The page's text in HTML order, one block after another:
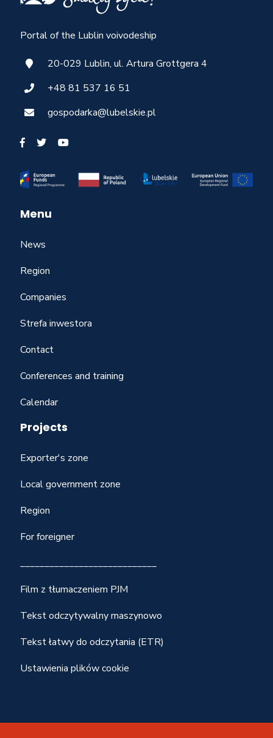
Portal of the Lublin voivodeship
20-029 Lublin, ul. Artura Grottgera 4
+48 81 537 16 51
gospodarka@lubelskie.pl
Menu
News
Region
Companies
Strefa inwestora
Contact
Conferences and training
Calendar
Projects
Exporter's zone
Local government zone
Region
For foreigner
____________________________
Film z tłumaczeniem PJM
Tekst odczytywalny maszynowo
Tekst łatwy do odczytania (ETR)
Ustawienia plików cookie